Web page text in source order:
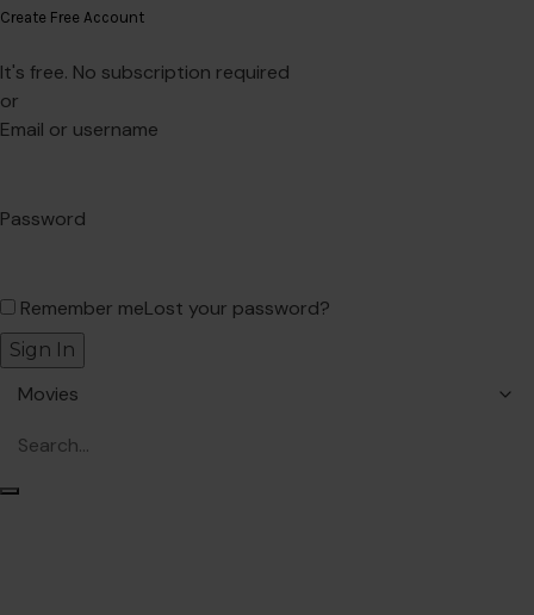
Create Free Account
It's free. No subscription required
or
Email or username
Password
Remember meLost your password?